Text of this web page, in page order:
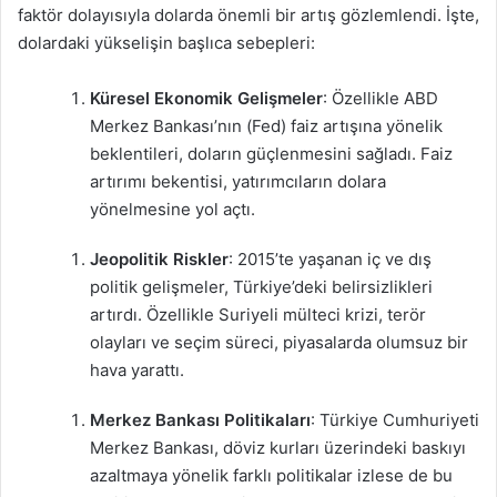
faktör dolayısıyla dolarda önemli bir artış gözlemlendi. İşte,
dolardaki yükselişin başlıca sebepleri:
Küresel Ekonomik Gelişmeler: Özellikle ABD
Merkez Bankası’nın (Fed) faiz artışına yönelik
beklentileri, doların güçlenmesini sağladı. Faiz
artırımı bekentisi, yatırımcıların dolara
yönelmesine yol açtı.
Jeopolitik Riskler: 2015’te yaşanan iç ve dış
politik gelişmeler, Türkiye’deki belirsizlikleri
artırdı. Özellikle Suriyeli mülteci krizi, terör
olayları ve seçim süreci, piyasalarda olumsuz bir
hava yarattı.
Merkez Bankası Politikaları: Türkiye Cumhuriyeti
Merkez Bankası, döviz kurları üzerindeki baskıyı
azaltmaya yönelik farklı politikalar izlese de bu